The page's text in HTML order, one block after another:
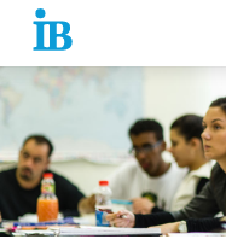
Springe zum Inhalt